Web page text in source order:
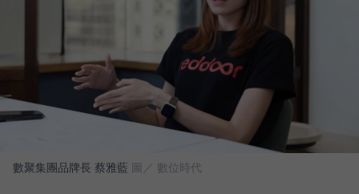
數聚集團品牌長 蔡雅藍 圖／ 數位時代